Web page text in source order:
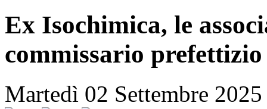
Ex Isochimica, le
commissario
Martedì 02 Settembre